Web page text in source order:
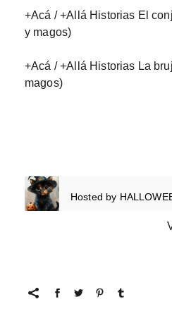
+Acá / +Allá Historias El
y magos)
+Acá / +Allá Historias La
magos)
Hosted by